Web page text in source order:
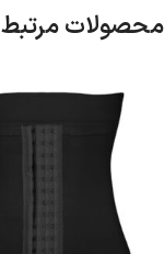
محصولات مرتبط